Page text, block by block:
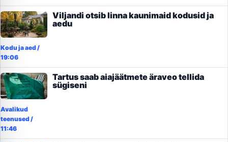
Viljandi otsib linna kaunimaid kodusid ja
aedu
Kodu ja aed/
19:06
Tartus saab aiajäätmete äraveo tellida
sügiseni
Avalikud
teenused/
11:46